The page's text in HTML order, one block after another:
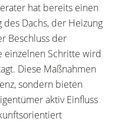
hat bereits einen
Dachs, der Heizung
Beschluss der
einzelnen Schritte wird
Diese Maßnahmen
sondern bieten
aktiv Einfluss